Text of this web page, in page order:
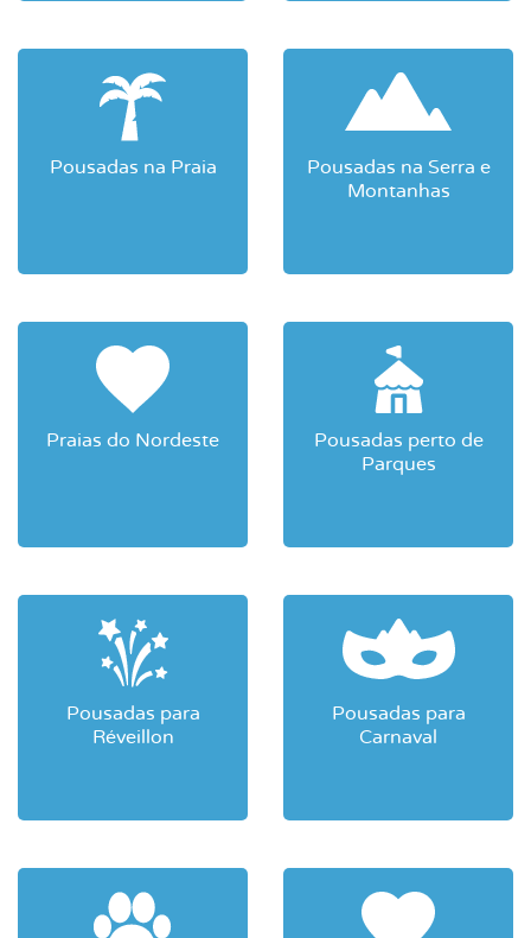
Pousadas na Praia
Pousadas na Serra e
Montanhas
Praias do Nordeste
Pousadas perto de
Parques
Pousadas para
Réveillon
Pousadas para
Carnaval